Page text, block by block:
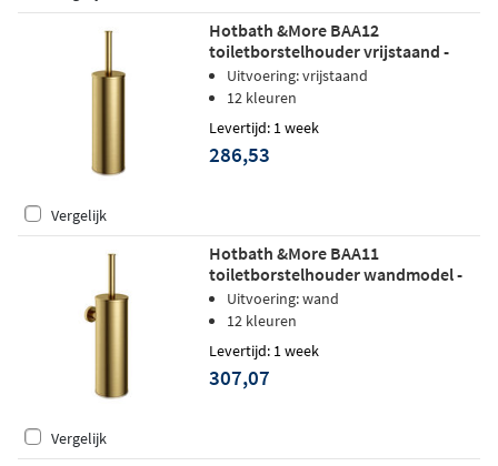
Hotbath &More BAA12
toiletborstelhouder vrijstaand -
Geborsteld messing PVD
Uitvoering: vrijstaand
12 kleuren
Levertijd: 1 week
286,53
Vergelijk
Hotbath &More BAA11
toiletborstelhouder wandmodel -
Geborsteld messing PVD
Uitvoering: wand
12 kleuren
Levertijd: 1 week
307,07
Vergelijk